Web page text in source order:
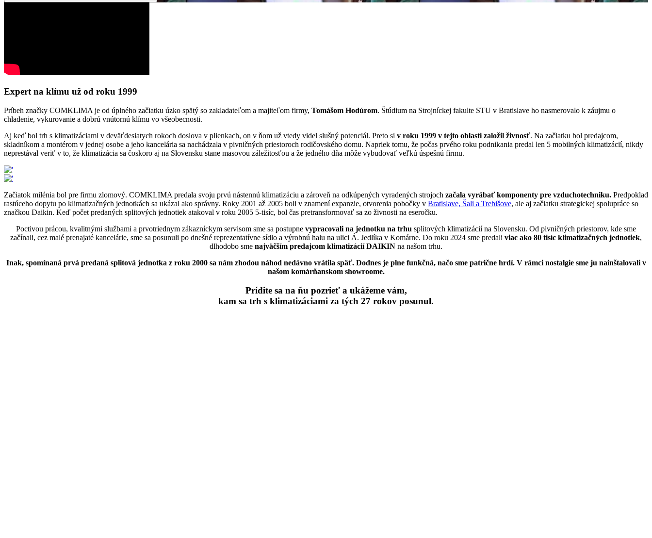
Expert na klímu už od roku 1999
Príbeh značky COMKLIMA je od úplného začiatku úzko spätý so zakladateľom a majiteľom firmy, Tomášom Hodúrom. Štúdium na Strojníckej fakulte STU v Bratislave ho nasmerovalo k záujmu o
chladenie, vykurovanie a dobrú vnútornú klímu vo všeobecnosti.
Aj keď bol trh s klimatizáciami v deväťdesiatych rokoch doslova v plienkach, on v ňom už vtedy videl slušný potenciál. Preto si v roku 1999 v tejto oblasti založil živnosť. Na začiatku bol predajcom,
skladníkom a montérom v jednej osobe a jeho kancelária sa nachádzala v pivničných priestoroch rodičovského domu. Napriek tomu, že počas prvého roku podnikania predal len 5 mobilných klimatizácií, nikdy
neprestával veriť v to, že klimatizácia sa čoskoro aj na Slovensku stane masovou záležitosťou a že jedného dňa môže vybudovať veľkú úspešnú firmu.
Začiatok milénia bol pre firmu zlomový. COMKLIMA predala svoju prvú nástennú klimatizáciu a zároveň na odkúpených vyradených strojoch začala vyrábať komponenty pre vzduchotechniku. Predpoklad
rastúceho dopytu po klimatizačných jednotkách sa ukázal ako správny. Roky 2001 až 2005 boli v znamení expanzie, otvorenia pobočky v Bratislave, Šali a Trebišove, ale aj začiatku strategickej spolupráce so
značkou Daikin. Keď počet predaných splitových jednotiek atakoval v roku 2005 5-tisíc, bol čas pretransformovať sa zo živnosti na eseročku.
Poctivou prácou, kvalitnými službami a prvotriednym zákazníckym servisom sme sa postupne vypracovali na jednotku na trhu splitových klimatizácií na Slovensku. Od pivničných priestorov, kde sme
začínali, cez malé prenajaté kancelárie, sme sa posunuli po dnešné reprezentatívne sídlo a výrobnú halu na ulici Á. Jedlíka v Komárne. Do roku 2024 sme predali viac ako 80 tisíc klimatizačných jednotiek,
dlhodobo sme najväčším predajcom klimatizácií DAIKIN na našom trhu.
Inak, spomínaná prvá predaná splitová jednotka z roku 2000 sa nám zhodou náhod nedávno vrátila späť. Dodnes je plne funkčná, načo sme patrične hrdí. V rámci nostalgie sme ju nainštalovali v
našom komárňanskom showroome.
Prídite sa na ňu pozrieť a ukážeme vám,
kam sa trh s klimatizáciami za tých 27 rokov posunul.